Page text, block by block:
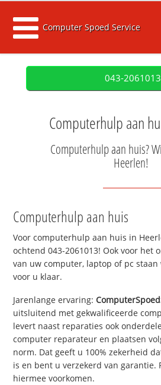
Computer Spoed Service
043-2061013
Computerhulp aan
Computerhulp aan huis?
Heerlen!
Computerhulp aan huis
Voor computerhulp aan huis in
ochtend 043-2061013! Ook voor het
van uw computer, laptop of pc
voor u klaar.
Jarenlange ervaring:
uitsluitend met gekwalificeerde
levert naast reparaties ook
computer reparateur en plaatsen
norm. Dat geeft u 100% zekerheid
is en bent u verzekerd van garantie.
hiermee voorkomen.